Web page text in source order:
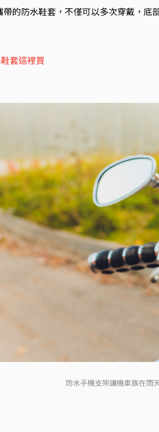
的防水鞋套，不僅可以多次穿戴，底
套這裡買
防水手機支架讓機車族在雨